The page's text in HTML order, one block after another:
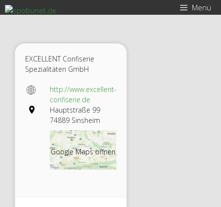
Zum
Inhalt
Menü
EXCELLENT Confiserie
Spezialitäten GmbH
http://www.excellent-
confiserie.de
Hauptstraße 99
74889 Sinsheim
Google Maps öffnen